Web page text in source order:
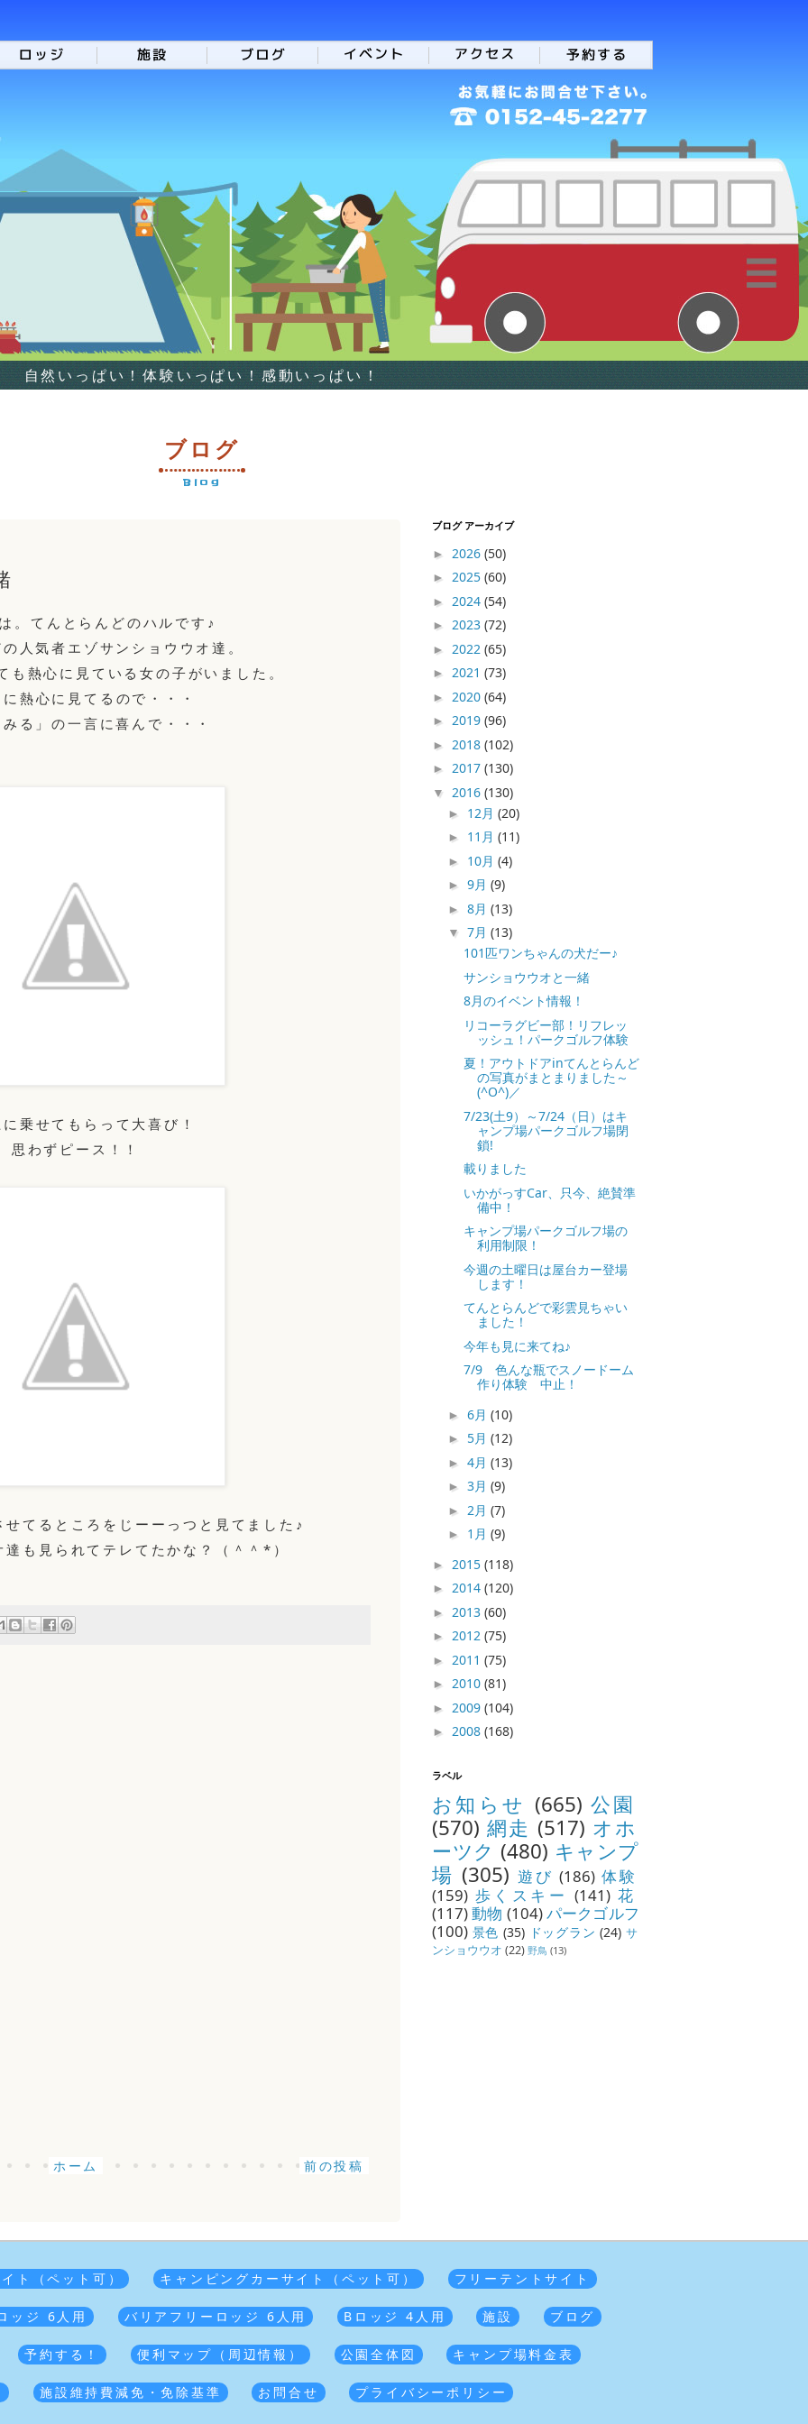
自然いっぱい！体験いっぱい！感動いっぱい！
ブログ
Blog
。てんとらんどのハルです♪
人気者エゾサンショウウオ達。
も熱心に見ている女の子がいました。
熱心に見てるので・・・
る」の一言に喜んで・・・
乗せてもらって大喜び！
思わずピース！！
てるところをじーーっつと見てました♪
も見られてテレてたかな？（＾＾*）
前の投稿
ホーム
ブログ アーカイブ
► 2026 (50)
► 2025 (60)
► 2024 (54)
► 2023 (72)
► 2022 (65)
► 2021 (73)
► 2020 (64)
► 2019 (96)
► 2018 (102)
► 2017 (130)
▼ 2016 (130)
► 12月 (20)
► 11月 (11)
► 10月 (4)
► 9月 (9)
► 8月 (13)
▼ 7月 (13)
101匹ワンちゃんの犬だー♪
サンショウウオと一緒
8月のイベント情報！
リコーラグビー部！リフレッ
ッシュ！パークゴルフ体験
夏！アウトドアinてんとらんど
の写真がまとまりました～
(^O^)／
7/23(土9）～7/24（日）はキ
ャンプ場パークゴルフ場閉
鎖!
載りました
いかがっすCar、只今、絶賛準
備中！
キャンプ場パークゴルフ場の
利用制限！
今週の土曜日は屋台カー登場
します！
てんとらんどで彩雲見ちゃい
ました！
今年も見に来てね♪
7/9 色んな瓶でスノードーム
作り体験 中止！
► 6月 (10)
► 5月 (12)
► 4月 (13)
► 3月 (9)
► 2月 (7)
► 1月 (9)
► 2015 (118)
► 2014 (120)
► 2013 (60)
► 2012 (75)
► 2011 (75)
► 2010 (81)
► 2009 (104)
► 2008 (168)
ラベル
お知らせ (665) 公園
(570) 網走 (517) オホ
ーツク (480) キャンプ
場 (305) 遊び (186) 体験
(159) 歩くスキー (141) 花
(117)動物 (104)パークゴルフ
(100) 景色 (35) ドッグラン (24) サ
ンショウウオ (22) 野鳥 (13)
ト（ペット可） キャンピングカーサイト（ペット可） フリーテントサイト
ッジ 6人用 バリアフリーロッジ 6人用 Bロッジ 4人用 施設 ブログ
予約する！ 便利マップ（周辺情報） 公園全体図 キャンプ場料金表
施設維持費減免・免除基準 お問合せ プライバシーポリシー